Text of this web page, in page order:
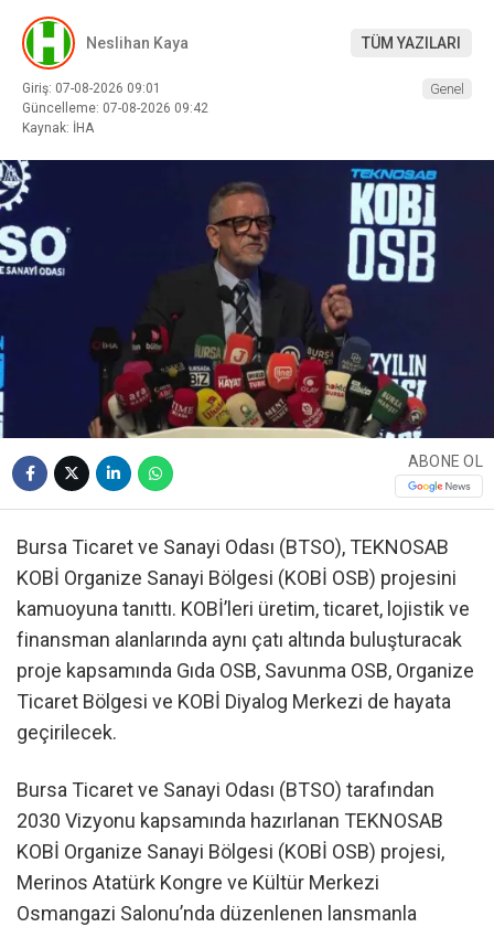
Neslihan Kaya TÜM YAZILARI
Giriş: 07-08-2026 09:01
Güncelleme: 07-08-2026 09:42
Kaynak: İHA
Genel
ABONE OL
Bursa Ticaret ve Sanayi Odası (BTSO), TEKNOSAB
KOBİ Organize Sanayi Bölgesi (KOBİ OSB) projesini
kamuoyuna tanıttı. KOBİ’leri üretim, ticaret, lojistik ve
finansman alanlarında aynı çatı altında buluşturacak
proje kapsamında Gıda OSB, Savunma OSB, Organize
Ticaret Bölgesi ve KOBİ Diyalog Merkezi de hayata
geçirilecek.
Bursa Ticaret ve Sanayi Odası (BTSO) tarafından
2030 Vizyonu kapsamında hazırlanan TEKNOSAB
KOBİ Organize Sanayi Bölgesi (KOBİ OSB) projesi,
Merinos Atatürk Kongre ve Kültür Merkezi
Osmangazi Salonu’nda düzenlenen lansmanla